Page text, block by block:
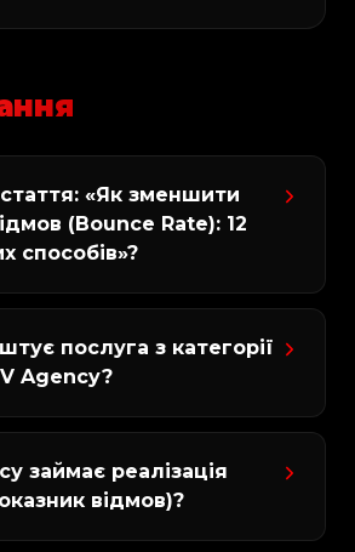
«Як зменшити
(Bounce Rate): 12
способів»?
послуга з категорії
Agency?
займає реалізація
відмов)?